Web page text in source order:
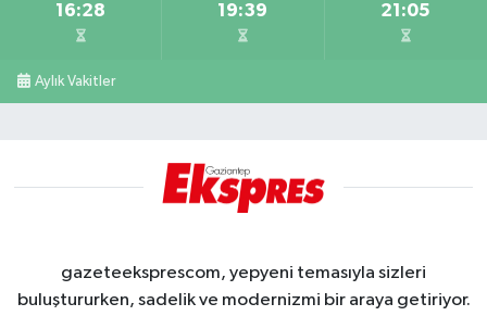
16:28 19:39 21:05
Aylık Vakitler
gazeteeksprescom, yepyeni temasıyla sizleri
buluştururken, sadelik ve modernizmi bir araya getiriyor.